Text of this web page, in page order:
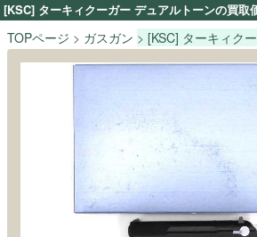
[KSC] ターキィクーガー デュアルトーンの買
TOPページ ガスガン [KSC] ターキィク